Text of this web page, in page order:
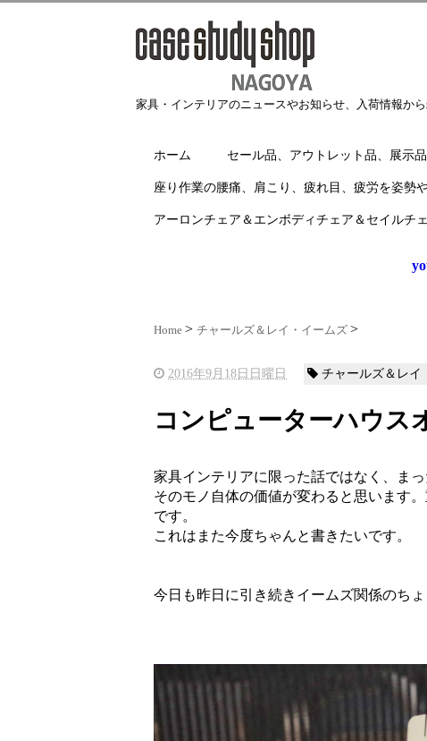
家具・インテリアのニュースやお知らせ、入荷情報か
ホーム セール品、アウトレット品、展示
座り作業の腰痛、肩こり、疲れ目、疲労を姿勢
アーロンチェア＆エンボディチェア＆セイルチ
Home チャールズ＆レイ・イームズ
2016年9月18日日曜日 チャールズ＆レイ
コンピューターハウス
家具インテリアに限った話ではなく、ま
そのモノ自体の価値が変わると思います
です。
これはまた今度ちゃんと書きたいです。
今日も昨日に引き続きイームズ関係のちょ